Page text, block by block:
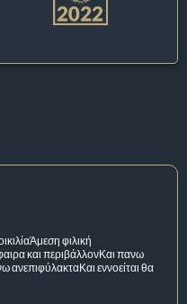
φιλική
και περιβάλλονΚαι πανω
ανεπιφύλακταΚαι εννοείται θα